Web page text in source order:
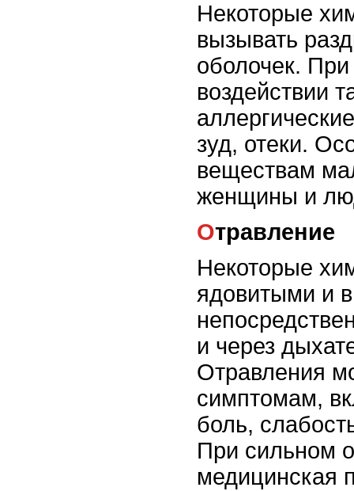
Некоторые
вызывать
оболочек.
воздействии
зуд, отеки.
веществам
женщины и
Отравление
Некоторые
ядовитыми и
и через
Отравления
симптомам,
боль,
При сильном
медицинская